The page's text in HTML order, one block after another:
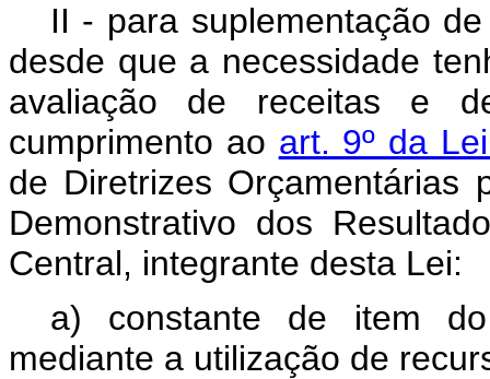
II - para suplementação
desde que a necessidade
avaliação de receitas e
cumprimento ao art. 9º da
de Diretrizes
Demonstrativo dos
Central, integrante desta Lei:
a) constante de item
mediante a utilização de